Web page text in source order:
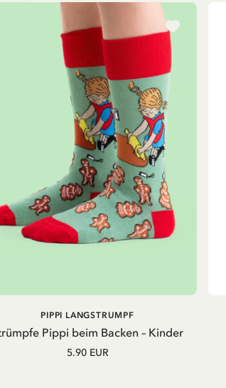
Pippi beim Backen – Kinder
PIPPI LANGSTRUMPF
5.90 EUR